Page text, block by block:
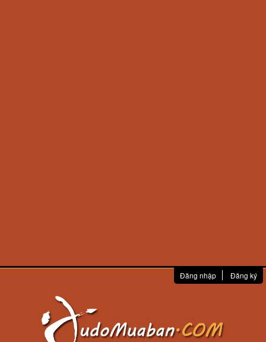
Đăng nhập Đăng ký